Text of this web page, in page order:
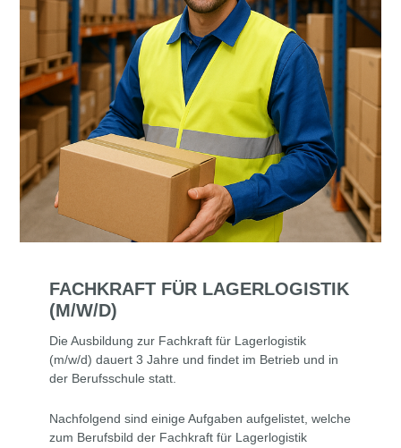
FACHKRAFT FÜR LAGERLOGISTIK
(M/W/D)
Die Ausbildung zur Fachkraft für Lagerlogistik
(m/w/d) dauert 3 Jahre und findet im Betrieb und in
der Berufsschule statt.
Nachfolgend sind einige Aufgaben aufgelistet, welche
zum Berufsbild der Fachkraft für Lagerlogistik